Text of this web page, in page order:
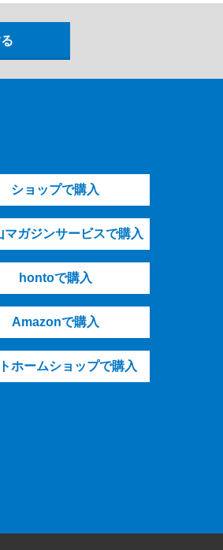
ショップで購入
マガジンサービスで購入
hontoで購入
Amazonで購入
ホームショップで購入